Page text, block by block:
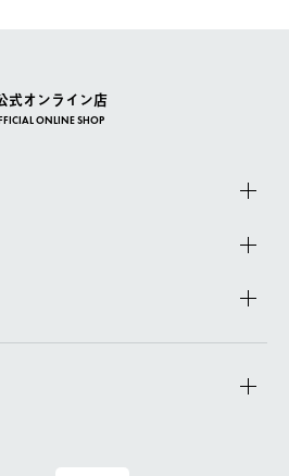
式オンライン店
ONLINE SHOP